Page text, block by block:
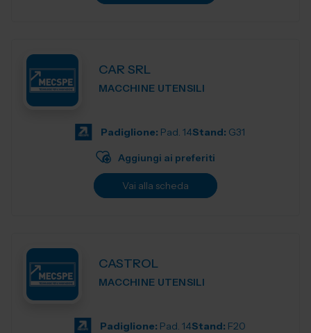
CAR SRL
MACCHINE UTENSILI
Padiglione: Pad. 14Stand: G31
Aggiungi ai preferiti
Vai alla scheda
CASTROL
MACCHINE UTENSILI
Padiglione: Pad. 14Stand: F20